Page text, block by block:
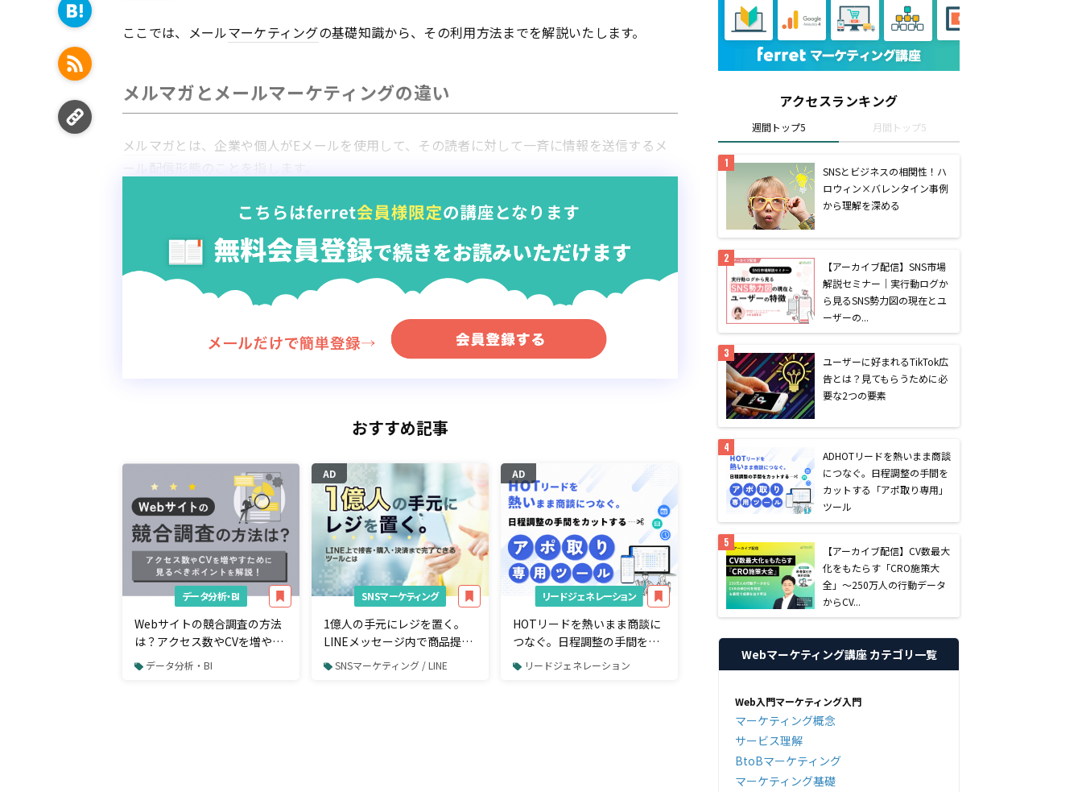
ここでは、メールマーケティングの基礎知識から、その利用方法までを解説いたします。
メルマガとメールマーケティングの違い
メルマガとは、企業や個人がEメールを使用して、その読者に対して一斉に情報を送信するメ
一斉配信は、他の販促手段と比較して安価であり、システムの導入ハードルも非常に低いこ
おすすめ記事
データ分析・BI
Webサイトの競合調査の方法
は？アクセス数やCVを増やす
ために見るべきポイント
データ分析・BI
AD
SNSマーケティング
1億人の手元にレジを置く。
LINEメッセージ内で商品提案
から購入・決済まで完了でき
SNSマーケティング / LINE
AD
リードジェネレーション
HOTリードを熱いまま商談に
つなぐ。日程調整の手間をカ
ットする「アポ取り専用」ツ
リードジェネレーション
アクセスランキング
週間トップ5 月間トップ5
SNSとビジネスの相関性！ハ
ロウィン×バレンタイン事例
から理解を深める
【アーカイブ配信】SNS市場
解説セミナー｜実行動ログか
ら見るSNS勢力図の現在とユ
ーザーの...
ユーザーに好まれるTikTok広
告とは？見てもらうために必
要な2つの要素
ADHOTリードを熱いまま商談
につなぐ。日程調整の手間を
カットする「アポ取り専用」
ツール
【アーカイブ配信】CV数最大
化をもたらす「CRO施策大
全」〜250万人の行動データ
からCV...
Webマーケティング講座 カテゴリ一覧
Web入門マーケティング入門
マーケティング概念
サービス理解
BtoBマーケティング
マーケティング基礎